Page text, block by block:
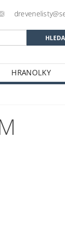
HRANOLKY